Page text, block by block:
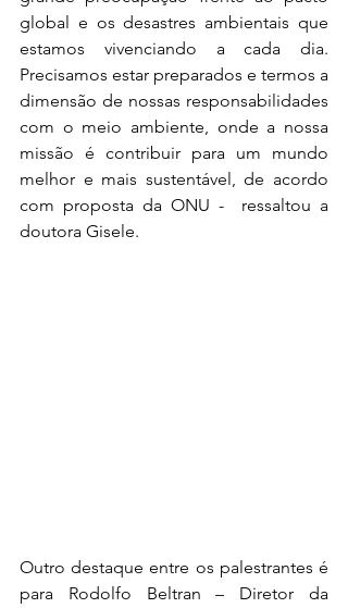
global e os desastres ambientais que
estamos vivenciando a cada dia.
Precisamos estar preparados e termos a
dimensão de nossas responsabilidades
com o meio ambiente, onde a nossa
missão é contribuir para um mundo
melhor e mais sustentável, de acordo
com proposta da ONU -  ressaltou a
doutora Gisele.
Outro destaque entre os palestrantes é
para Rodolfo Beltran – Diretor da